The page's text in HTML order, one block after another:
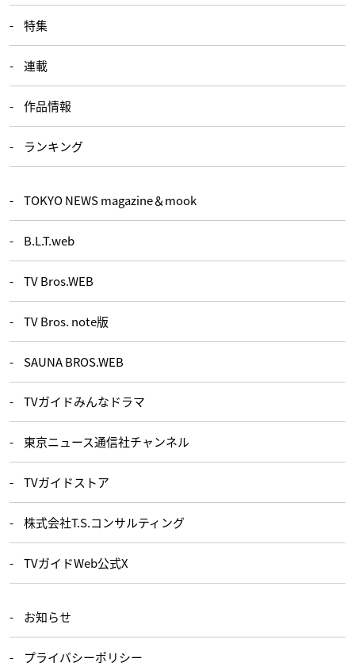
特集
連載
作品情報
ランキング
TOKYO NEWS magazine＆mook
B.L.T.web
TV Bros.WEB
TV Bros. note版
SAUNA BROS.WEB
TVガイドみんなドラマ
東京ニュース通信社チャンネル
TVガイドストア
株式会社T.S.コンサルティング
TVガイドWeb公式X
お知らせ
プライバシーポリシー